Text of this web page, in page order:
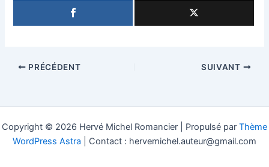
PRÉCÉDENT SUIVANT
Copyright © 2026 Hervé Michel Romancier | Propulsé par Thème
WordPress Astra | Contact : hervemichel.auteur@gmail.com